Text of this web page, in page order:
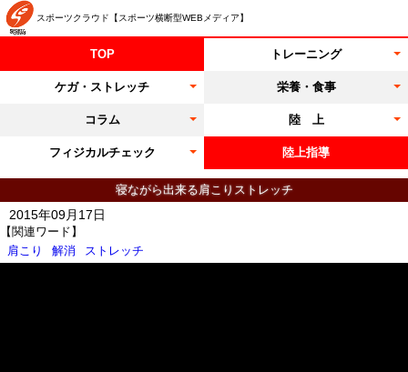
スポーツクラウド【スポーツ横断型WEBメディア】
TOP トレーニング
ケガ・ストレッチ 栄養・食事
コラム 陸 上
フィジカルチェック 陸上指導
寝ながら出来る肩こりストレッチ
【関連ワード】
肩こり
解消 ストレッチ
2015年09月17日